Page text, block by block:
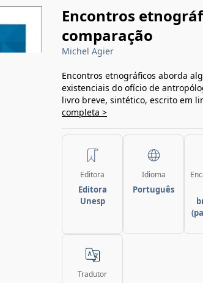
Encontros
comparação
Michel Agier
Encontros etnográficos aborda
existenciais do ofício de
livro breve, sintético, escrito em
completa >
Editora
Editora
Unesp
Idioma
Português
Tradutor